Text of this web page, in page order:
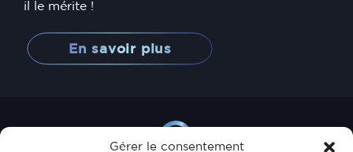
Gérer le consentement
il le mérite !
En savoir plus